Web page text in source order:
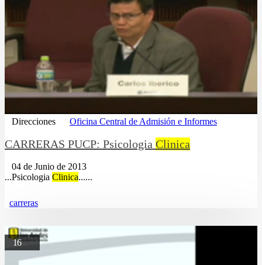
Direcciones Oficina Central de Admisión e Informes
CARRERAS PUCP: Psicologia Clinica
04 de Junio de 2013
...Psicologia Clinica......
carreras
16